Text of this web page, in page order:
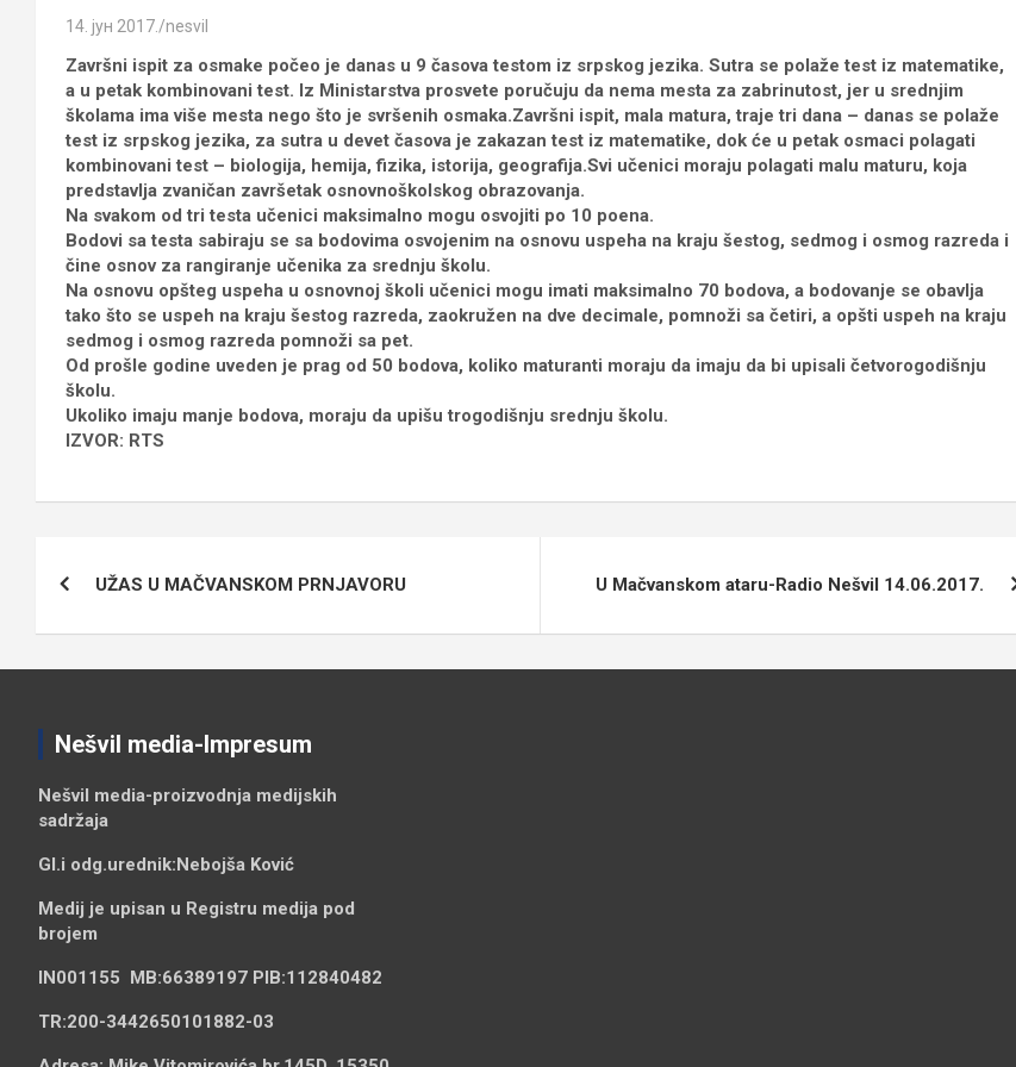
14. јун 2017. nesvil
Završni ispit za osmake počeo je danas u 9 časova testom iz srpskog jezika. Sutra se polaže test iz matematike,
a u petak kombinovani test. Iz Ministarstva prosvete poručuju da nema mesta za zabrinutost, jer u srednjim
školama ima više mesta nego što je svršenih osmaka.Završni ispit, mala matura, traje tri dana – danas se polaže
test iz srpskog jezika, za sutra u devet časova je zakazan test iz matematike, dok će u petak osmaci polagati
kombinovani test – biologija, hemija, fizika, istorija, geografija.Svi učenici moraju polagati malu maturu, koja
predstavlja zvaničan završetak osnovnoškolskog obrazovanja.
Na svakom od tri testa učenici maksimalno mogu osvojiti po 10 poena.
Bodovi sa testa sabiraju se sa bodovima osvojenim na osnovu uspeha na kraju šestog, sedmog i osmog razreda i
čine osnov za rangiranje učenika za srednju školu.
Na osnovu opšteg uspeha u osnovnoj školi učenici mogu imati maksimalno 70 bodova, a bodovanje se obavlja
tako što se uspeh na kraju šestog razreda, zaokružen na dve decimale, pomnoži sa četiri, a opšti uspeh na kraju
sedmog i osmog razreda pomnoži sa pet.
Od prošle godine uveden je prag od 50 bodova, koliko maturanti moraju da imaju da bi upisali četvorogodišnju
školu.
Ukoliko imaju manje bodova, moraju da upišu trogodišnju srednju školu.
IZVOR: RTS
UŽAS U MAČVANSKOM PRNJAVORU U Mačvanskom ataru-Radio Nešvil 14.06.2017.
Nešvil media-Impresum
Nešvil media-proizvodnja medijskih
sadržaja
Gl.i odg.urednik:Nebojša Ković
Medij je upisan u Registru medija pod
brojem
IN001155 MB:66389197 PIB:112840482
TR:200-3442650101882-03